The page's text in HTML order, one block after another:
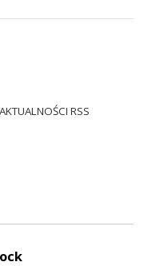
AKTUALNOŚCI RSS